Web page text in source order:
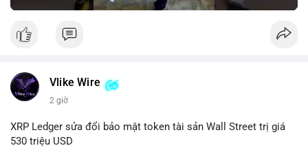
Vlike Wire
2 giờ
XRP Ledger sửa đổi bảo mật token tài sản Wall Street trị giá
530 triệu USD